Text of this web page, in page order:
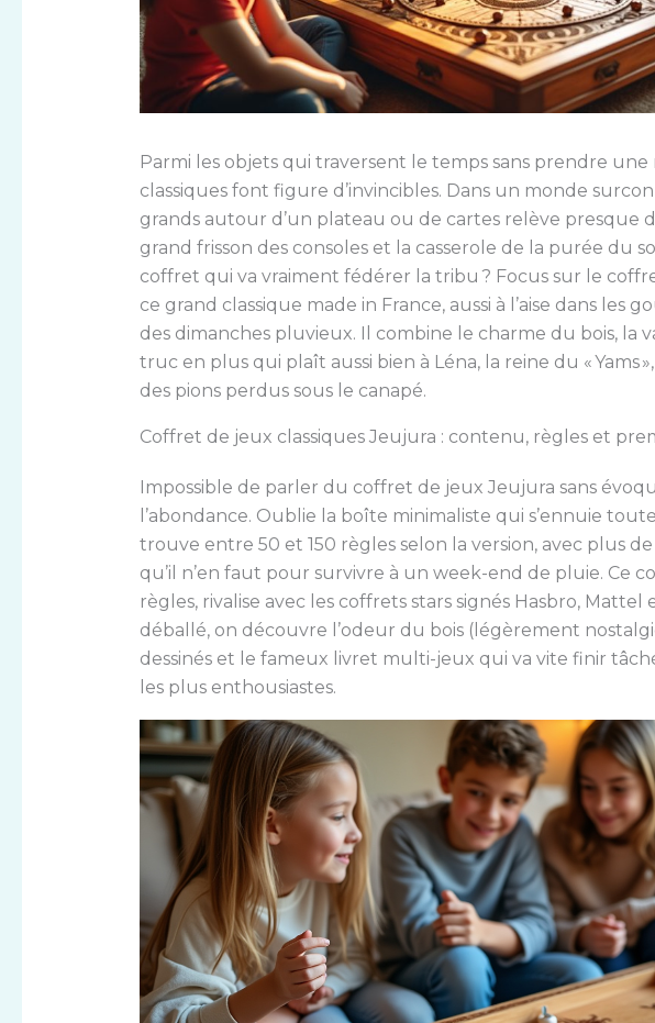
Parmi les objets qui traversent le temps sans prendre une
classiques font figure d’invincibles. Dans un monde
grands autour d’un plateau ou de cartes relève presque
grand frisson des consoles et la casserole de la purée du
coffret qui va vraiment fédérer la tribu ? Focus sur le
ce grand classique made in France, aussi à l’aise dans les
des dimanches pluvieux. Il combine le charme du bois, la
truc en plus qui plaît aussi bien à Léna, la reine du « Yams
des pions perdus sous le canapé.
Coffret de jeux classiques Jeujura : contenu, règles et
Impossible de parler du coffret de jeux Jeujura sans
l’abondance. Oublie la boîte minimaliste qui s’ennuie
trouve entre 50 et 150 règles selon la version, avec plus
qu’il n’en faut pour survivre à un week-end de pluie. Ce
règles, rivalise avec les coffrets stars signés Hasbro,
déballé, on découvre l’odeur du bois (légèrement
dessinés et le fameux livret multi-jeux qui va vite finir
les plus enthousiastes.